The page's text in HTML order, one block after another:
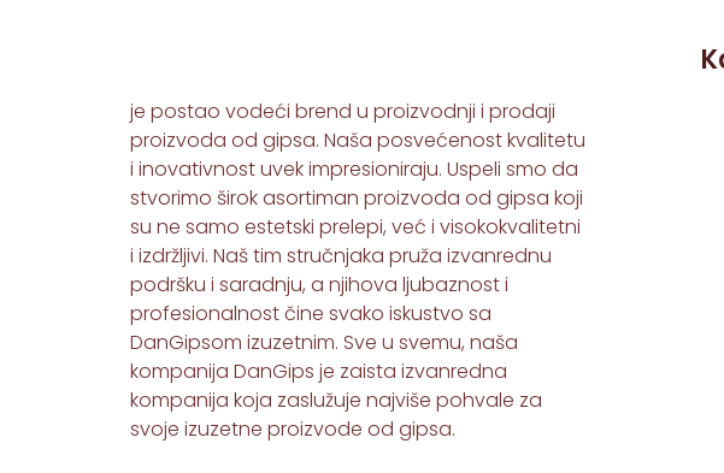
je postao vodeći brend u proizvodnji i prodaji
proizvoda od gipsa. Naša posvećenost kvalitetu
i inovativnost uvek impresioniraju. Uspeli smo da
stvorimo širok asortiman proizvoda od gipsa koji
su ne samo estetski prelepi, već i visokokvalitetni
i izdržljivi. Naš tim stručnjaka pruža izvanrednu
podršku i saradnju, a njihova ljubaznost i
profesionalnost čine svako iskustvo sa
DanGipsom izuzetnim. Sve u svemu, naša
kompanija DanGips je zaista izvanredna
kompanija koja zaslužuje najviše pohvale za
svoje izuzetne proizvode od gipsa.